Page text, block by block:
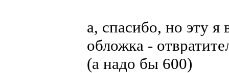
а, спасибо, но эту я
обложка -
(а надо бы 600)